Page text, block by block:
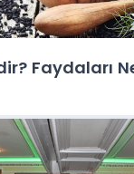
Faydaları